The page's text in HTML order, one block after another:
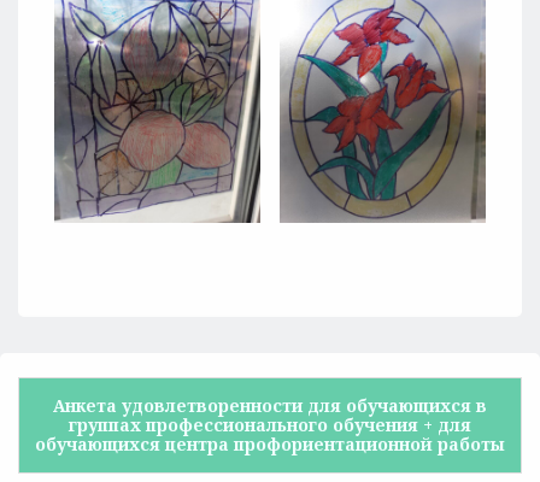
Анкета удовлетворенности для обучающихся в
группах профессионального обучения + для
обучающихся центра профориентационной работы